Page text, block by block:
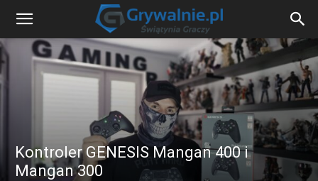
Kontroler GENESIS Mangan 400 i
Mangan 300